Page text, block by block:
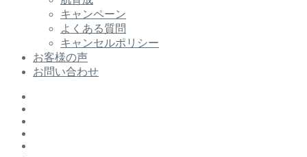
キャンペーン
よくある質問
キャンセルポリシー
お客様の声
お問い合わせ